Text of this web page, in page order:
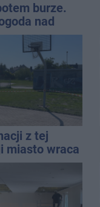
burze.
nad
z tej
miasto wraca